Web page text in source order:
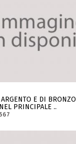
E DI BRONZO
PRINCIPALE ..